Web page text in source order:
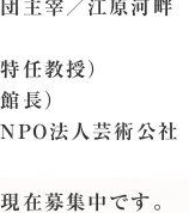
主宰／江原河畔
任教授）
長）
法人芸術公社
在募集中です。